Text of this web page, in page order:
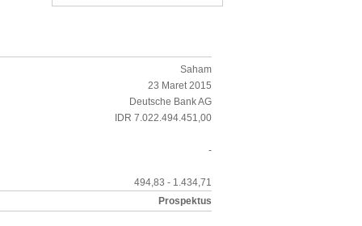
Saham
23 Maret 2015
Deutsche Bank AG
IDR 7.022.494.451,00
-
494,83 - 1.434,71
Prospektus